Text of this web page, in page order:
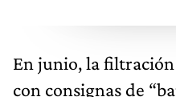
En junio, la
con consignas de